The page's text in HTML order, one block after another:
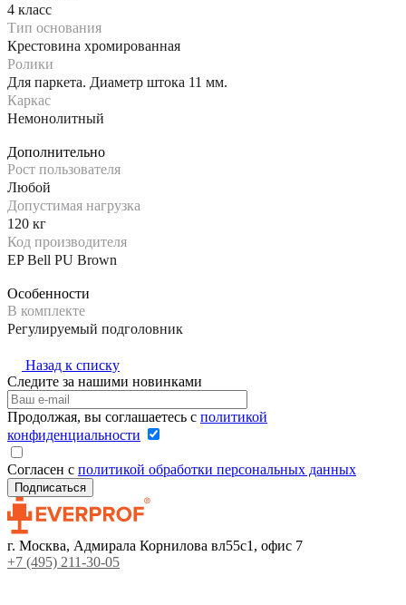
4 класс
Тип основания
Крестовина хромированная
Ролики
Для паркета. Диаметр штока 11 мм.
Каркас
Немонолитный
Дополнительно
Рост пользователя
Любой
Допустимая нагрузка
120 кг
Код производителя
EP Bell PU Brown
Особенности
В комплекте
Регулируемый подголовник
Назад к списку
Следите за нашими новинками
Продолжая, вы соглашаетесь с политикой
конфиденциальности
Согласен с политикой обработки персональных данных
г. Москва, Адмирала Корнилова вл55с1, офис 7
+7 (495) 211-30-05